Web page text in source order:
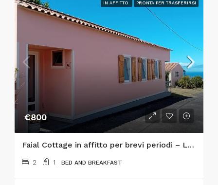
IN AFFITTO PRONTA PER TRASFERIRSI
€800
Faial Cottage in affitto per brevi periodi – La tua casa tranquilla sull’Isola di Faial, Azzorre
2 1 BED AND BREAKFAST